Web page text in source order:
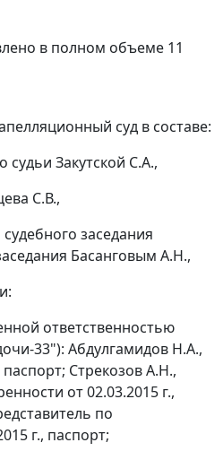
в полном объеме 11
суд в составе:
судьи Закутской С.А.,
С.В.,
заседания
Басанговым А.Н.,
ответственностью
33"): Абдулгамидов Н.А.,
Стрекозов А.Н.,
от 02.03.2015 г.,
по
г., паспорт;